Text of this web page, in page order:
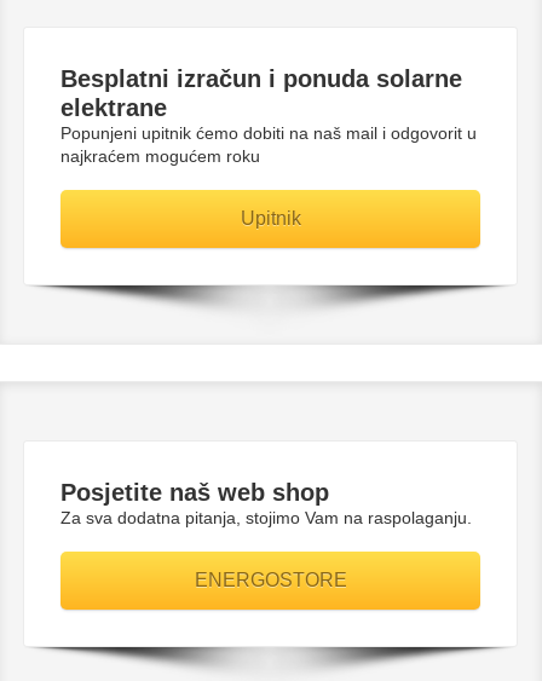
Besplatni izračun i ponuda solarne
elektrane
Popunjeni upitnik ćemo dobiti na naš mail i odgovorit u
najkraćem mogućem roku
Upitnik
Posjetite naš web shop
Za sva dodatna pitanja, stojimo Vam na raspolaganju.
ENERGOSTORE